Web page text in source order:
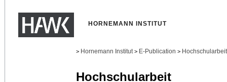
HORNEMANN INSTITUT
> Hornemann Institut > E-Publication >
Hochschularbeit